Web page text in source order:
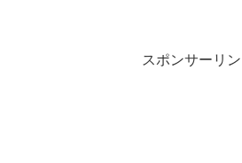
スポンサーリン